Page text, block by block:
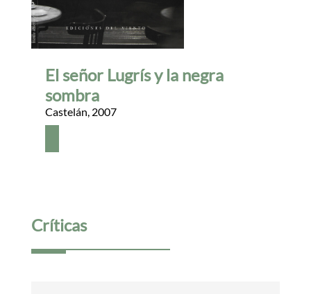
El señor Lugrís y la negra
sombra
Castelán 2007
Críticas